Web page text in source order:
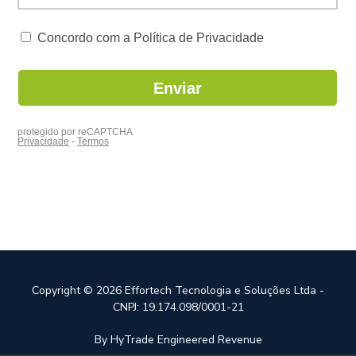
Copyright © 2026 Effortech Tecnologia e Soluções Ltda -
CNPJ: 19.174.098/0001-21
By HyTrade Engineered Revenue